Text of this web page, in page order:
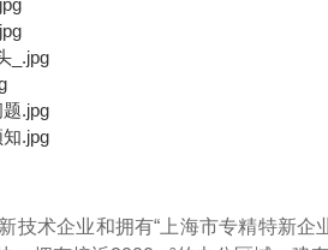
技术企业和拥有“上海市专精特新企